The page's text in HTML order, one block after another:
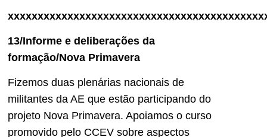
13/Informe e deliberações da
formação/Nova Primavera
Fizemos duas plenárias nacionais de
militantes da AE que estão participando do
projeto Nova Primavera. Apoiamos o curso
promovido pelo CCEV sobre aspectos